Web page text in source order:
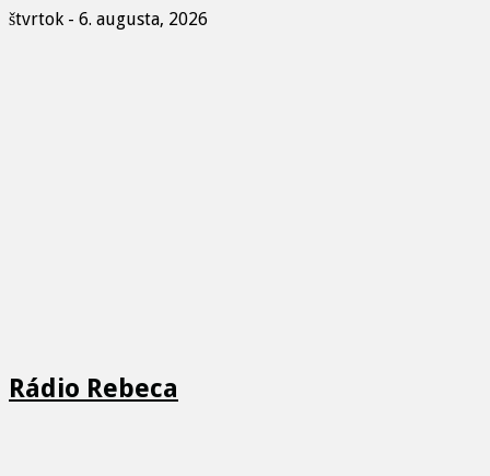
štvrtok - 6. augusta, 2026
Rádio Rebeca